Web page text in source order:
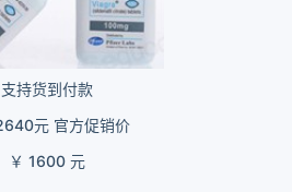
支持货到付款
元 官方促销价
￥ 1600 元